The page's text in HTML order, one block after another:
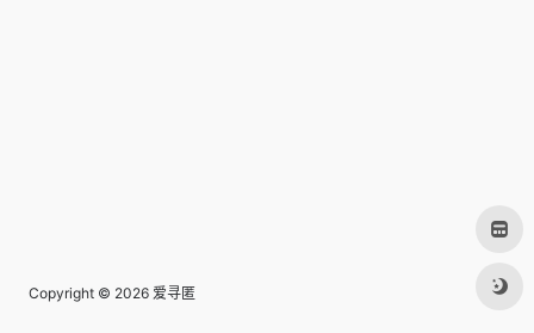
Copyright © 2026 爱寻匿